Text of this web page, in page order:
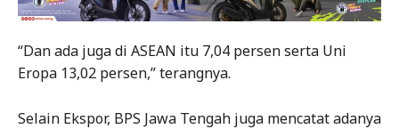
“Dan ada juga di ASEAN itu 7,04 persen serta Uni
Eropa 13,02 persen,” terangnya.
Selain Ekspor, BPS Jawa Tengah juga mencatat adanya